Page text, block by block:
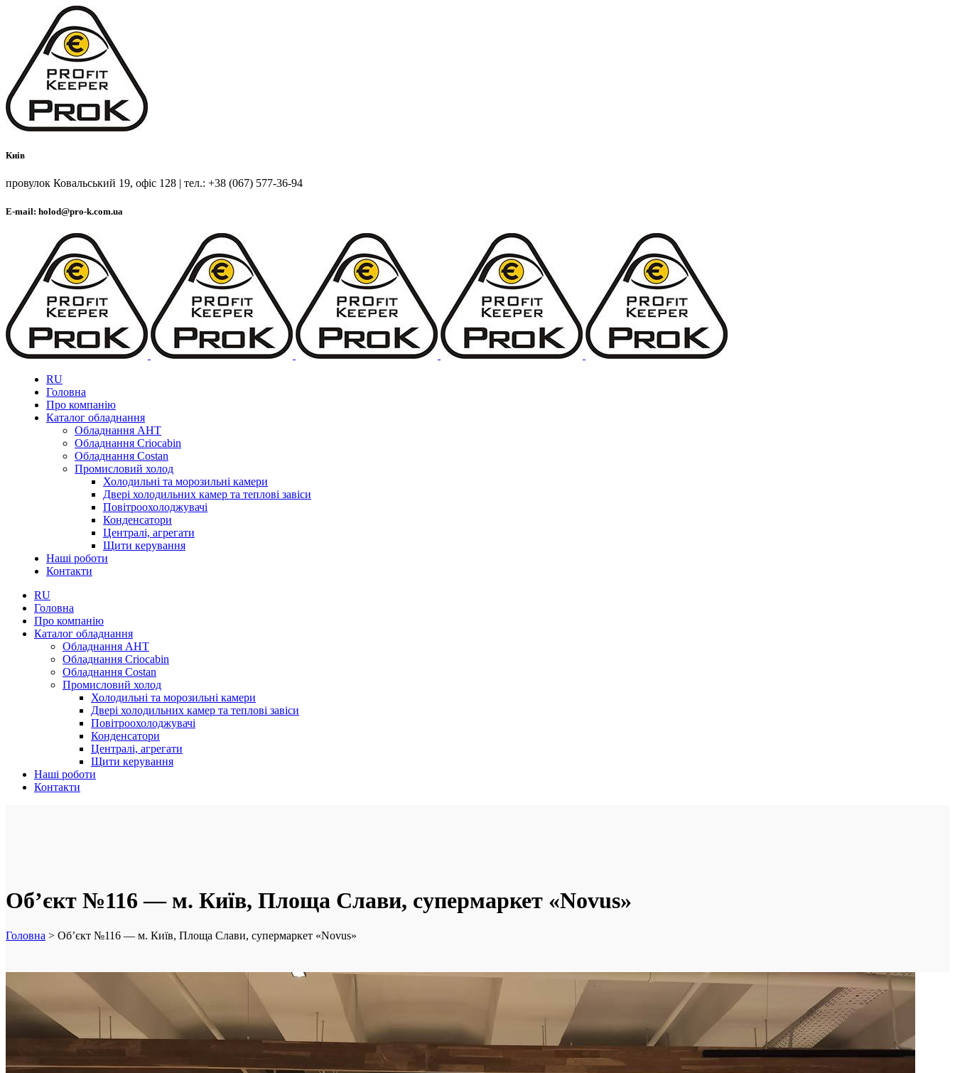
Киів
провулок Ковальський 19, офіс 128 | тел.: +38 (067) 577-36-94
E-mail: holod@pro-k.com.ua
RU
Головна
Про компанію
Каталог обладнання
Обладнання AHT
Обладнання Criocabin
Обладнання Costan
Промисловий холод
Холодильні та морозильні камери
Двері холодильних камер та теплові завіси
Повітроохолоджувачі
Конденсатори
Централі, агрегати
Щити керування
Наші роботи
Контакти
RU
Головна
Про компанію
Каталог обладнання
Обладнання AHT
Обладнання Criocabin
Обладнання Costan
Промисловий холод
Холодильні та морозильні камери
Двері холодильних камер та теплові завіси
Повітроохолоджувачі
Конденсатори
Централі, агрегати
Щити керування
Наші роботи
Контакти
Об’єкт №116 — м. Київ, Площа Слави, супермаркет «Novus»
Головна > Об’єкт №116 — м. Київ, Площа Слави, супермаркет «Novus»